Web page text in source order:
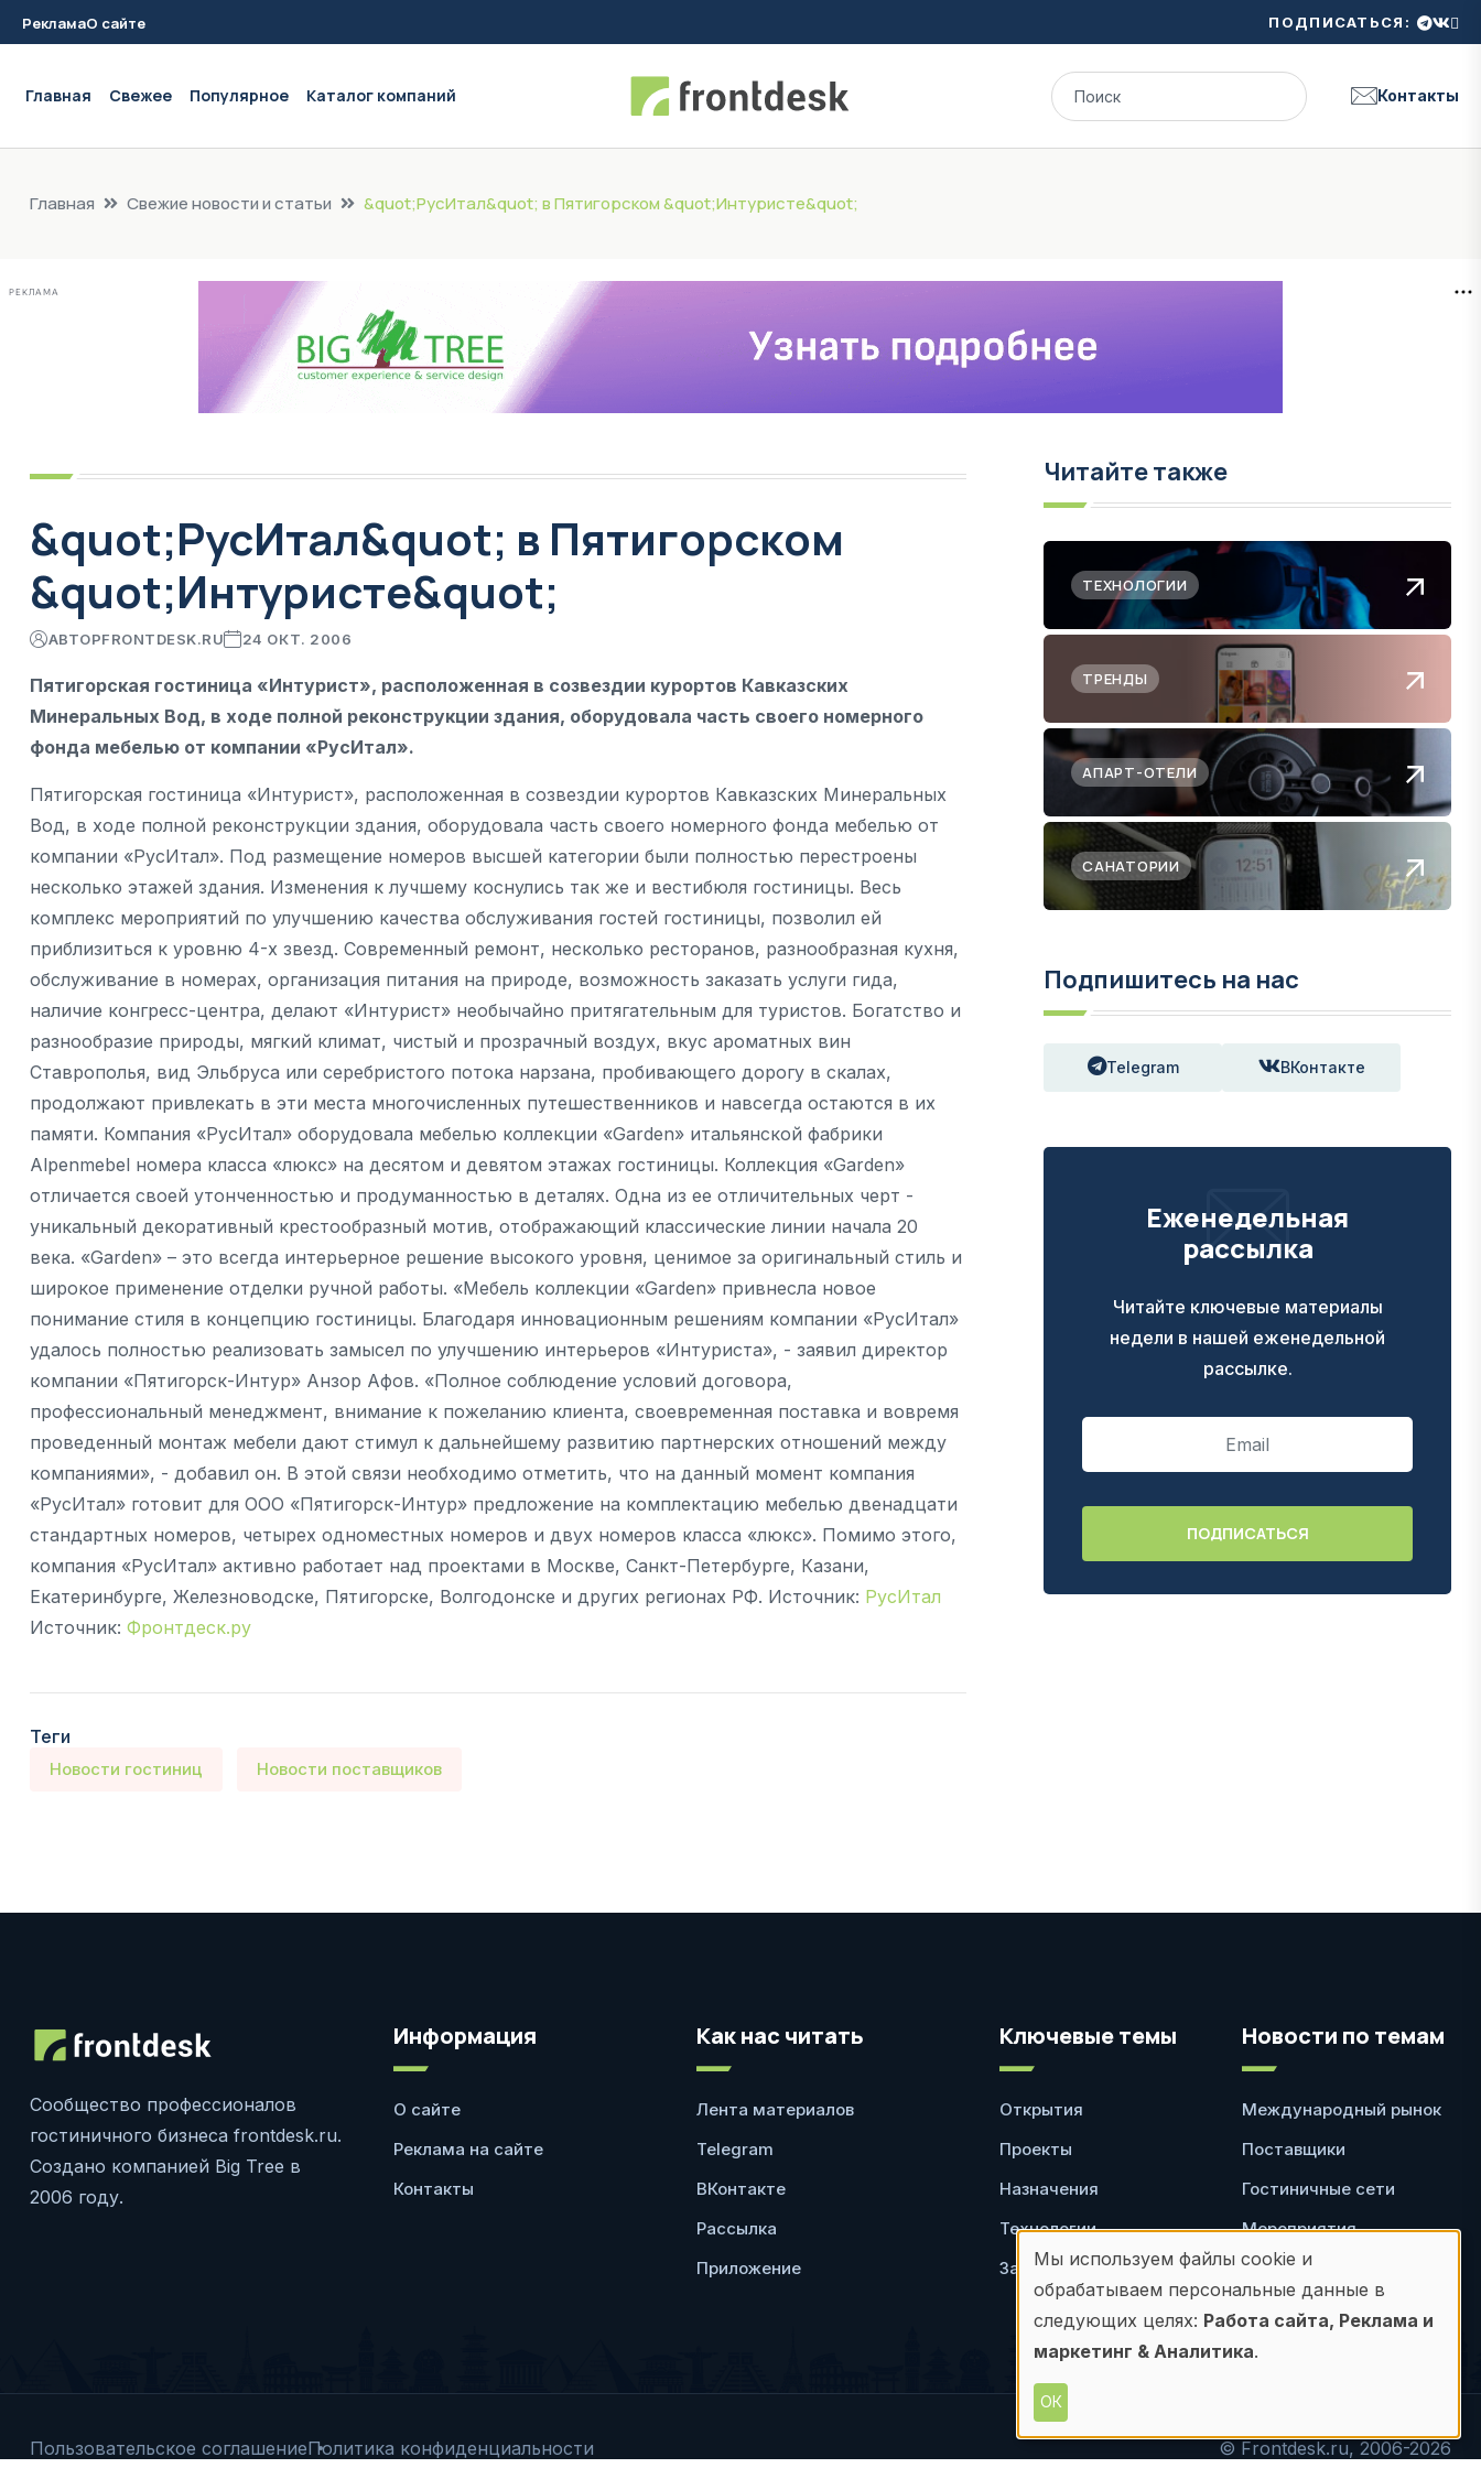
РекламаО сайте ПОДПИСАТЬСЯ:
Главная Свежее Популярное Каталог компаний Контакты
Главная Свежие новости и статьи &quot;РусИтал&quot; в Пятигорском &quot;Интуристе&quot;
РЕКЛАМА
&quot;РусИтал&quot; в Пятигорском
&quot;Интуристе&quot;
АВТОРFRONTDESK.RU 24 ОКТ. 2006
Пятигорская гостиница «Интурист», расположенная в созвездии курортов Кавказских
Минеральных Вод, в ходе полной реконструкции здания, оборудовала часть своего номерного
фонда мебелью от компании «РусИтал».
Пятигорская гостиница «Интурист», расположенная в созвездии курортов Кавказских Минеральных
Вод, в ходе полной реконструкции здания, оборудовала часть своего номерного фонда мебелью от
компании «РусИтал». Под размещение номеров высшей категории были полностью перестроены
несколько этажей здания. Изменения к лучшему коснулись так же и вестибюля гостиницы. Весь
комплекс мероприятий по улучшению качества обслуживания гостей гостиницы, позволил ей
приблизиться к уровню 4-х звезд. Современный ремонт, несколько ресторанов, разнообразная кухня,
обслуживание в номерах, организация питания на природе, возможность заказать услуги гида,
наличие конгресс-центра, делают «Интурист» необычайно притягательным для туристов. Богатство и
разнообразие природы, мягкий климат, чистый и прозрачный воздух, вкус ароматных вин
Ставрополья, вид Эльбруса или серебристого потока нарзана, пробивающего дорогу в скалах,
продолжают привлекать в эти места многочисленных путешественников и навсегда остаются в их
памяти. Компания «РусИтал» оборудовала мебелью коллекции «Garden» итальянской фабрики
Alpenmebel номера класса «люкс» на десятом и девятом этажах гостиницы. Коллекция «Garden»
отличается своей утонченностью и продуманностью в деталях. Одна из ее отличительных черт -
уникальный декоративный крестообразный мотив, отображающий классические линии начала 20
века. «Garden» – это всегда интерьерное решение высокого уровня, ценимое за оригинальный стиль и
широкое применение отделки ручной работы. «Мебель коллекции «Garden» привнесла новое
понимание стиля в концепцию гостиницы. Благодаря инновационным решениям компании «РусИтал»
удалось полностью реализовать замысел по улучшению интерьеров «Интуриста», - заявил директор
компании «Пятигорск-Интур» Анзор Афов. «Полное соблюдение условий договора,
профессиональный менеджмент, внимание к пожеланию клиента, своевременная поставка и вовремя
проведенный монтаж мебели дают стимул к дальнейшему развитию партнерских отношений между
компаниями», - добавил он. В этой связи необходимо отметить, что на данный момент компания
«РусИтал» готовит для ООО «Пятигорск-Интур» предложение на комплектацию мебелью двенадцати
стандартных номеров, четырех одноместных номеров и двух номеров класса «люкс». Помимо этого,
компания «РусИтал» активно работает над проектами в Москве, Санкт-Петербурге, Казани,
Екатеринбурге, Железноводске, Пятигорске, Волгодонске и других регионах РФ. Источник: РусИтал
Источник: Фронтдеск.ру
Теги
Новости гостиниц Новости поставщиков
Читайте также
ТЕХНОЛОГИИ
ТРЕНДЫ
АПАРТ-ОТЕЛИ
САНАТОРИИ
Подпишитесь на нас
Telegram ВКонтакте
Еженедельная
рассылка
Читайте ключевые материалы
недели в нашей еженедельной
рассылке.
Сообщество профессионалов
гостиничного бизнеса frontdesk.ru.
Создано компанией Big Tree в
2006 году.
Информация
О сайте
Реклама на сайте
Контакты
Как нас читать
Лента материалов
Telegram
ВКонтакте
Рассылка
Приложение
Ключевые темы
Открытия
Проекты
Назначения
Технологии
Законодательство
Новости по темам
Международный рынок
Поставщики
Гостиничные сети
Мероприятия
Ресторан
Пользовательское соглашениеПолитика конфиденциальности © Frontdesk.ru, 2006-2026
Использование
персональных
данных
и
файлов
Мы используем файлы cookie и
обрабатываем персональные данные в
следующих целях: Работа сайта, Реклама и
маркетинг & Аналитика.
ОК